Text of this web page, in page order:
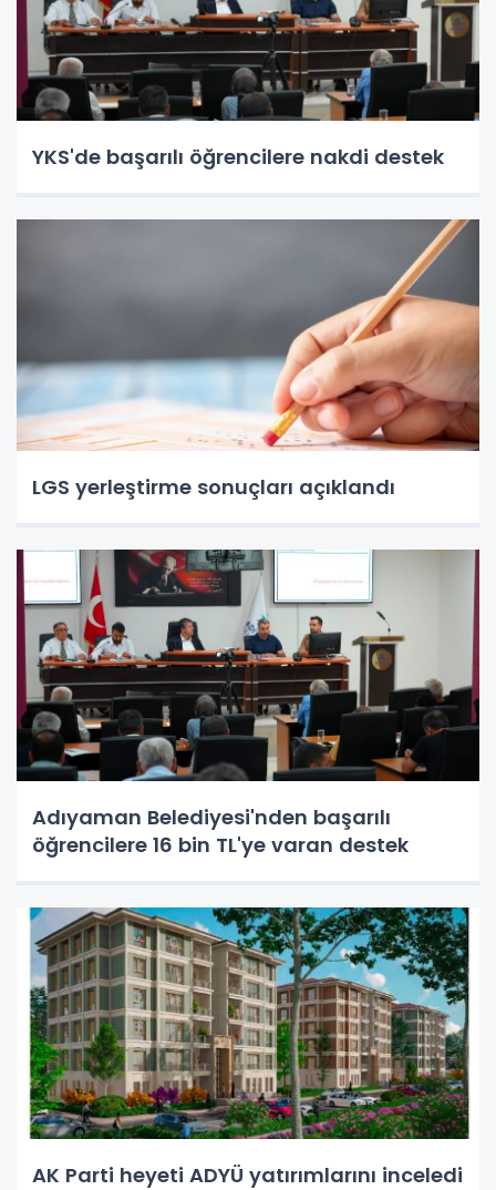
YKS'de başarılı öğrencilere nakdi destek
LGS yerleştirme sonuçları açıklandı
Adıyaman Belediyesi'nden başarılı
öğrencilere 16 bin TL'ye varan destek
AK Parti heyeti ADYÜ yatırımlarını inceledi